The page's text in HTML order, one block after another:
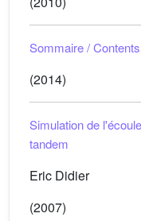
Sommaire /
(2014)
Simulation de
tandem
Eric Didier
(2007)